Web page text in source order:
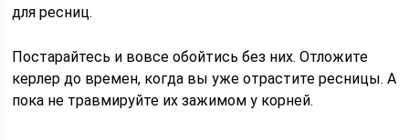
для ресниц.
Постарайтесь и вовсе обойтись без них. Отложите
керлер до времен, когда вы уже отрастите ресницы. А
пока не травмируйте их зажимом у корней.